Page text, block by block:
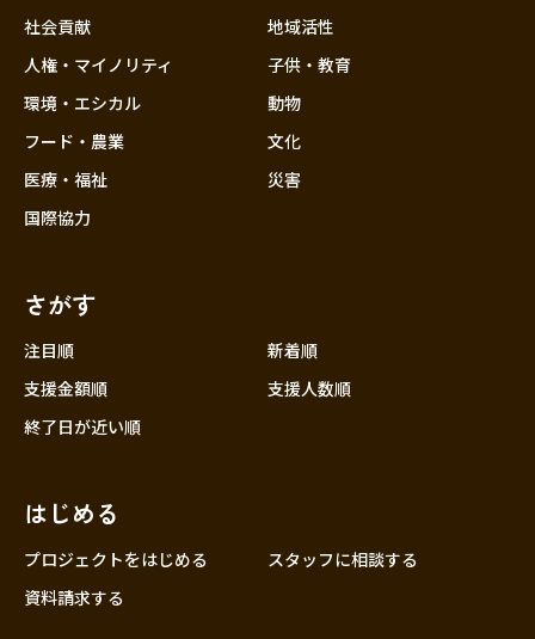
社会貢献
人権・マイノリティ
環境・エシカル
フード・農業
医療・福祉
国際協力
地域活性
子供・教育
動物
文化
災害
さがす
注目順
新着順
支援金額順
支援人数順
終了日が近い順
はじめる
プロジェクトをはじめる
スタッフに相談する
資料請求する